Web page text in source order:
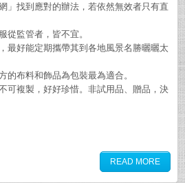
」找到應對的辦法，若依然無效者只有直
從監管者，皆不宜。
最好能定期攜帶其到各地風景名勝曬曬太
的布料和飾品為包裝最為適合。
可複製，好好珍惜。非試用品、贈品，決
READ MORE